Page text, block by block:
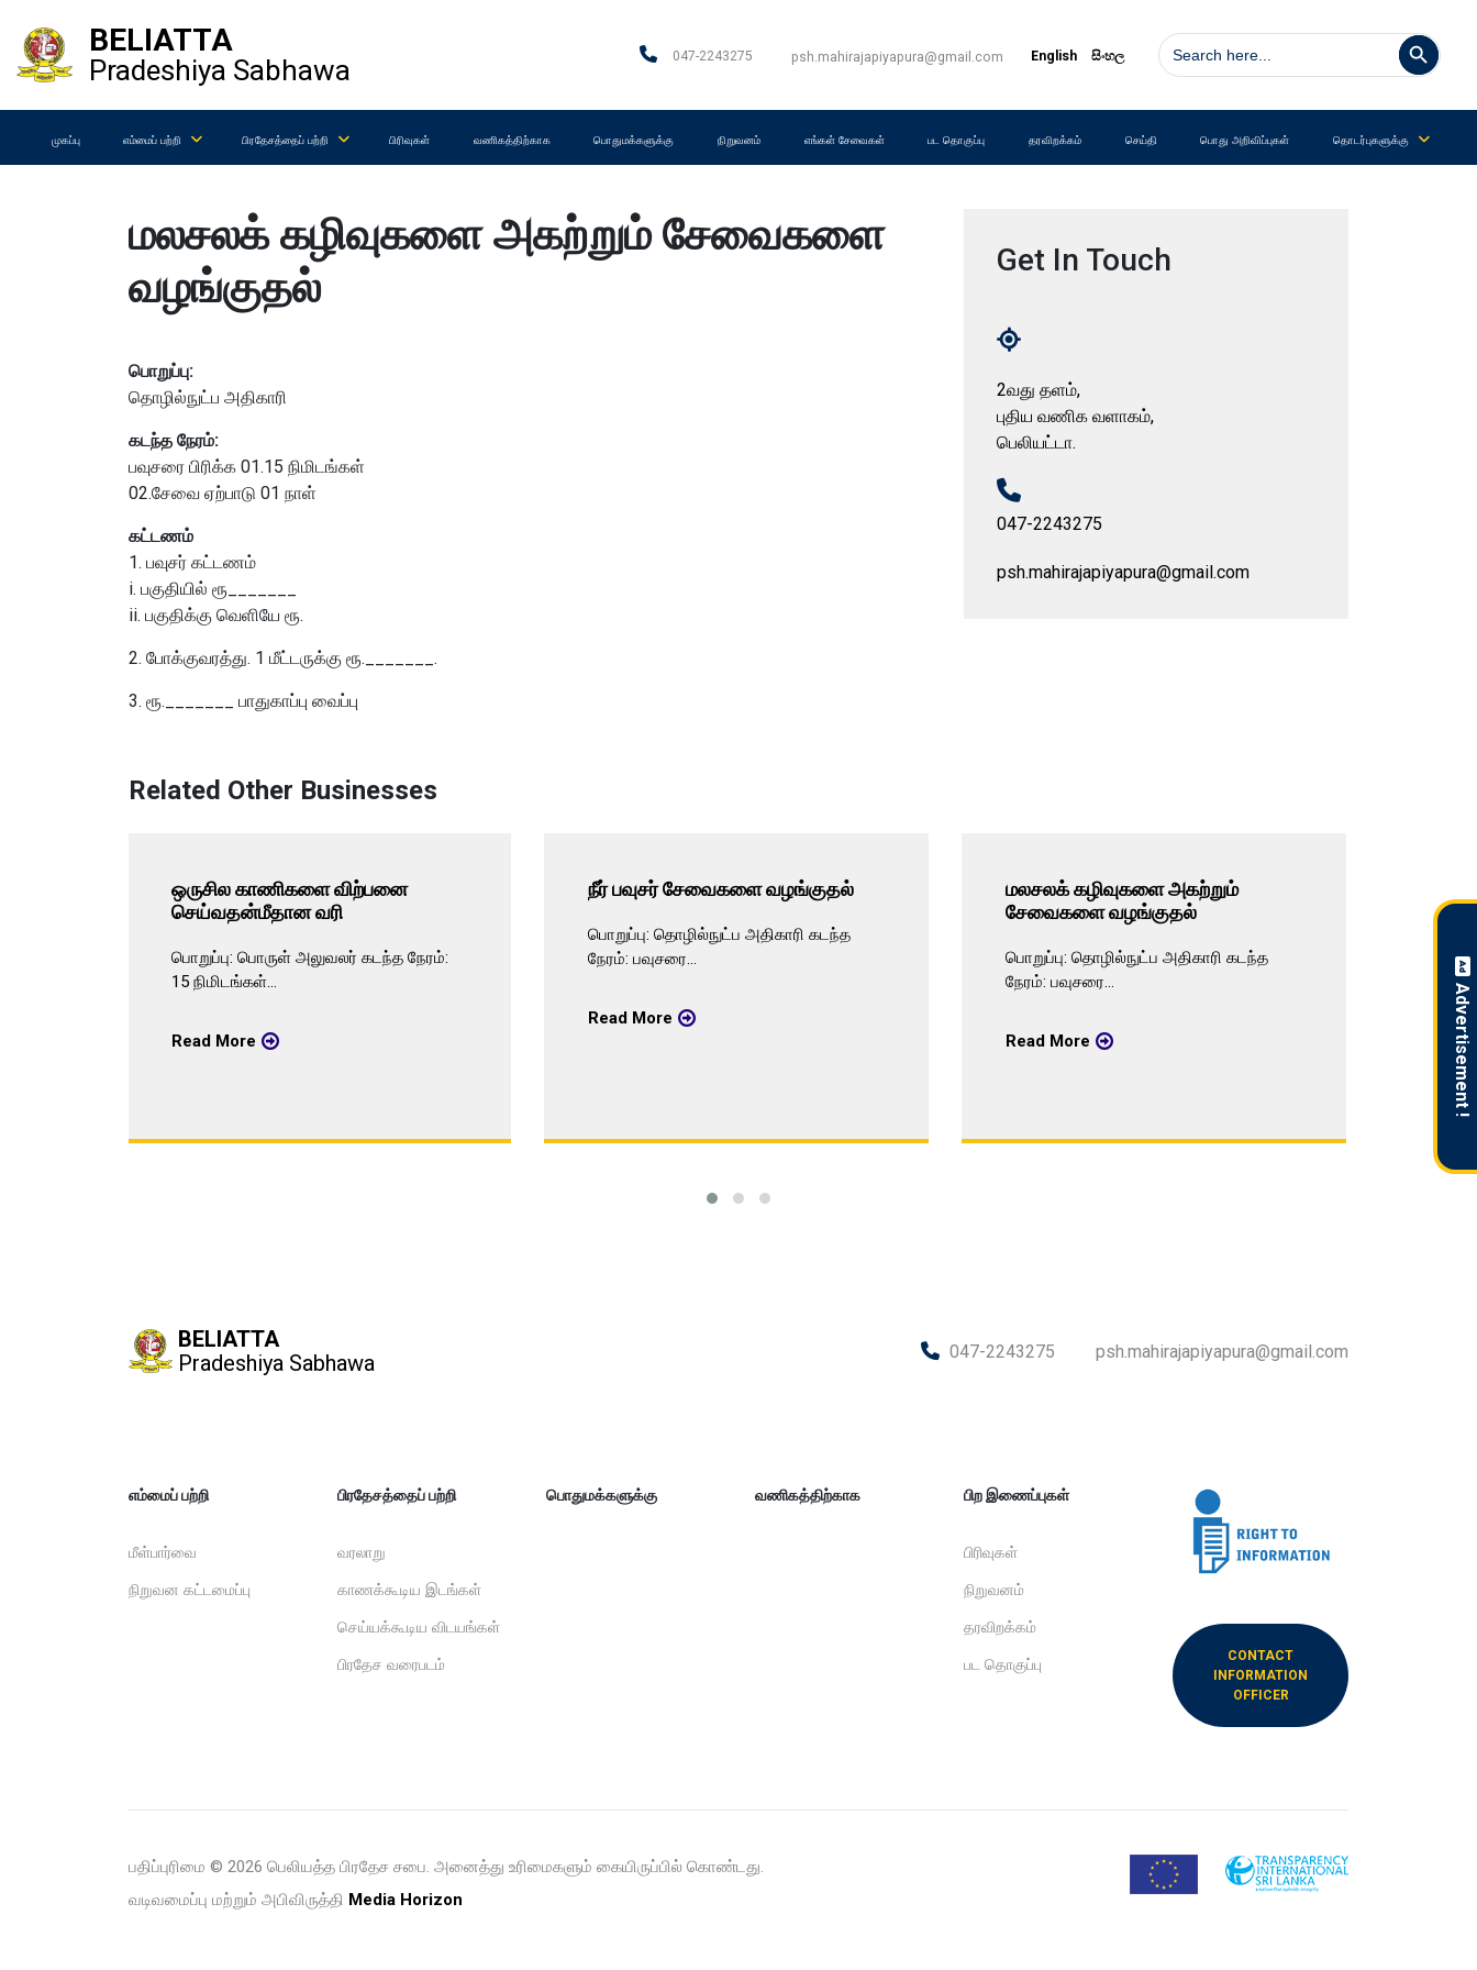
BELIATTA
Pradeshiya Sabhawa 047-2243275 psh.mahirajapiyapura@gmail.com English සිංහල
Search
for:
Search Button
முகப்பு எம்மைப் பற்றி பிரதேசத்தைப் பற்றி பிரிவுகள் வணிகத்திற்காக பொதுமக்களுக்கு நிறுவனம் எங்கள் சேவைகள் பட தொகுப்பு தரவிறக்கம் செய்தி பொது அறிவிப்புகள் தொடர்புகளுக்கு
Advertisement !
மலசலக் கழிவுகளை அகற்றும் சேவைகளை
வழங்குதல்
பொறுப்பு:
தொழில்நுட்ப அதிகாரி
கடந்த நேரம்:
பவுசரை பிரிக்க 01.15 நிமிடங்கள்
02.சேவை ஏற்பாடு 01 நாள்
கட்டணம்
1. பவுசர் கட்டணம்
i. பகுதியில் ரூ_______
ii. பகுதிக்கு வெளியே ரூ.
2. போக்குவரத்து. 1 மீட்டருக்கு ரூ._______.
3. ரூ._______ பாதுகாப்பு வைப்பு
Get In Touch
2வது தளம்,
புதிய வணிக வளாகம்,
பெலியட்டா.
047-2243275
psh.mahirajapiyapura@gmail.com
Related Other Businesses
ஒருசில காணிகளை விற்பனை
செய்வதன்மீதான வரி
பொறுப்பு: பொருள் அலுவலர் கடந்த நேரம்:
15 நிமிடங்கள்...
Read More
நீர் பவுசர் சேவைகளை வழங்குதல்
பொறுப்பு: தொழில்நுட்ப அதிகாரி கடந்த
நேரம்: பவுசரை...
Read More
மலசலக் கழிவுகளை அகற்றும்
சேவைகளை வழங்குதல்
பொறுப்பு: தொழில்நுட்ப அதிகாரி கடந்த
நேரம்: பவுசரை...
Read More
நேரம்:
Read
BELIATTA
Pradeshiya Sabhawa
047-2243275 psh.mahirajapiyapura@gmail.com
எம்மைப் பற்றி
மீள்பார்வை
நிறுவன கட்டமைப்பு
பிரதேசத்தைப் பற்றி
வரலாறு
காணக்கூடிய இடங்கள்
செய்யக்கூடிய விடயங்கள்
பிரதேச வரைபடம்
பொதுமக்களுக்கு வணிகத்திற்காக பிற இணைப்புகள்
பிரிவுகள்
நிறுவனம்
தரவிறக்கம்
பட தொகுப்பு
CONTACT
INFORMATION
OFFICER
பதிப்புரிமை © 2026 பெலியத்த பிரதேச சபை. அனைத்து உரிமைகளும் கையிருப்பில் கொண்டது.
வடிவமைப்பு மற்றும் அபிவிருத்தி Media Horizon